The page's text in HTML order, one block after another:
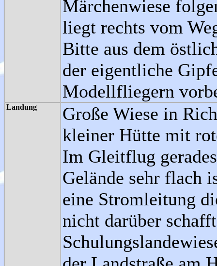
Märchenwiese
liegt rechts vom
Bitte aus dem
der eigentliche
Modellfliegern
Landung
Große Wiese in
kleiner Hütte mit
Im Gleitflug
Gelände sehr flach
eine Stromleitung
nicht darüber